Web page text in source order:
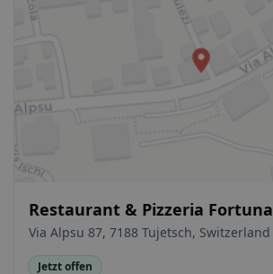
Restaurant & Pizzeria Fortuna
Via Alpsu 87, 7188 Tujetsch, Switzerland
Jetzt offen